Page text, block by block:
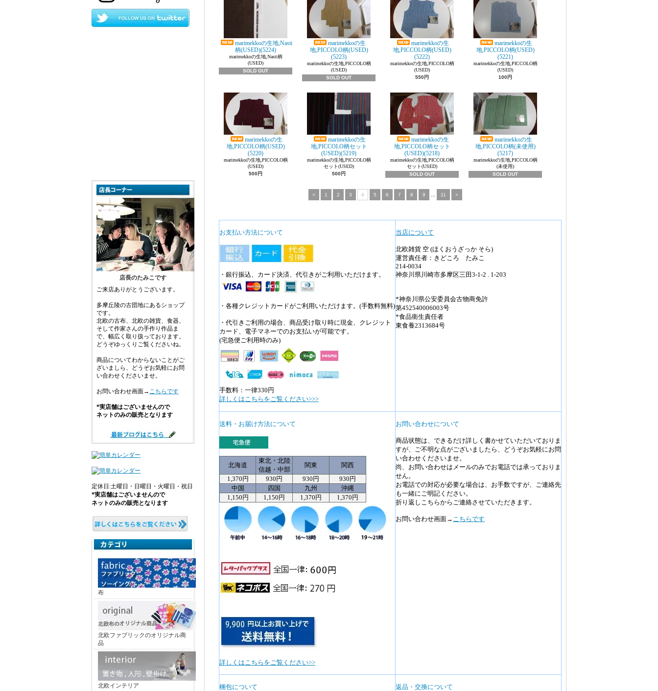
店長のたみこです
ご来店ありがとうございます。
多摩丘陵の古団地にあるショップ
です。
北欧の古布、北欧の雑貨、食器、
そして作家さんの手作り作品ま
で、幅広く取り扱っております。
どうぞゆっくりご覧くださいね。
商品についてわからないことがご
ざいましら、どうぞお気軽にお問
い合わせくださいませ。
お問い合わせ画面→ こちらです
*実店舗はございませんので
ネットのみの販売となります
定休日:土曜日・日曜日・火曜日・祝日
*実店舗はございませんので
ネットのみの販売となります
布
北欧ファブリックのオリジナル商
品
北欧インテリア
marimekkoの生地,Nasti
柄(USED)(5224)
marimekkoの生地,Nasti柄
(USED)
SOLD OUT
marimekkoの生
地,PICCOLO柄(USED)
(5223)
marimekkoの生地,PICCOLO柄
(USED)
SOLD OUT
marimekkoの生
地,PICCOLO柄(USED)
(5222)
marimekkoの生地,PICCOLO柄
(USED)
550円
marimekkoの生
地,PICCOLO柄(USED)
(5221)
marimekkoの生地,PICCOLO柄
(USED)
100円
marimekkoの生
地,PICCOLO柄(USED)
(5220)
marimekkoの生地,PICCOLO柄
(USED)
500円
marimekkoの生
地,PICCOLO柄セット
(USED)(5219)
marimekkoの生地,PICCOLO柄
セット(USED)
500円
marimekkoの生
地,PICCOLO柄セット
(USED)(5218)
marimekkoの生地,PICCOLO柄
セット(USED)
SOLD OUT
marimekkoの生
地,PICCOLO柄(未使用)
(5217)
marimekkoの生地,PICCOLO柄
(未使用)
SOLD OUT
< 1 2 3 4 5 6 7 8 9 11 >
お支払い方法について
・銀行振込、カード決済、代引きがご利用いただけます。
・各種クレジットカードがご利用いただけます。(手数料無料)
・代引きご利用の場合、商品受け取り時に現金、クレジット
カード、電子マネーでのお支払いが可能です。
(宅急便ご利用時のみ)
手数料：一律330円
詳しくはこちらをご覧ください>>>
当店について
北欧雑貨 空 (ほくおうざっか そら)
運営責任者：きどころ たみこ
214-0034
神奈川県川崎市多摩区三田3-1-2 . 1-203
*神奈川県公安委員会古物商免許
第452540006003号
*食品衛生責任者
東食養2313684号
送料・お届け方法について
北海道
東北・北陸
信越・中部
関東
関西
1,370円
930円 930円
930円
中国
四国 九州
沖縄
1,150円
1,150円 1,370円 1,370円
詳しくはこちらをご覧ください>>
お問い合わせについて
商品状態は、できるだけ詳しく書かせていただいておりま
すが、ご不明な点がございましたら、どうぞお気軽にお問
い合わせくださいませ。
尚、お問い合わせはメールのみでお電話では承っておりま
せん。
お電話での対応が必要な場合は、お手数ですが、ご連絡先
も一緒にご明記ください。
折り返しこちらからご連絡させていただきます。
お問い合わせ画面→ こちらです
梱包について 返品・交換について